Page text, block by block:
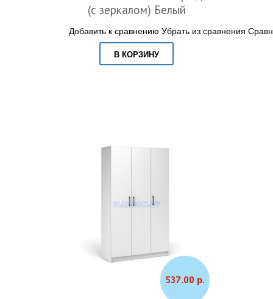
(с зеркалом) Белый
Добавить к сравнению Убрать из сравнения
В КОРЗИНУ
537.00 р.